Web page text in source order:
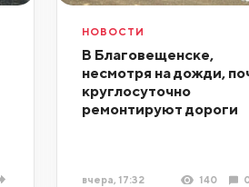
НОВОСТИ
В Благовещенске,
несмотря на дожди,
круглосуточно
ремонтируют дороги
вчера, 17:32 140